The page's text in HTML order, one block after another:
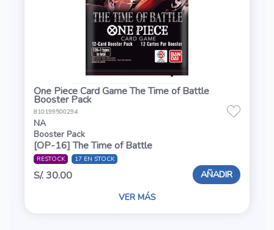
One Piece Card Game The Time of Battle
Booster Pack
810199500294
NA
Booster Pack
[OP-16] The Time of Battle
RESTOCK 17 EN STOCK
S/. 30.00 AÑADIR
VER MÁS